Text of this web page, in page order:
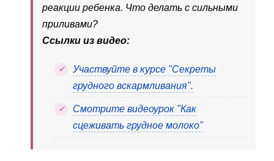
реакции ребенка. Что делать с сильными
приливами?
Ссылки из видео:
Участвуйте в курсе "Секреты
грудного вскармливания".
Смотрите видеоурок "Как
сцеживать грудное молоко"